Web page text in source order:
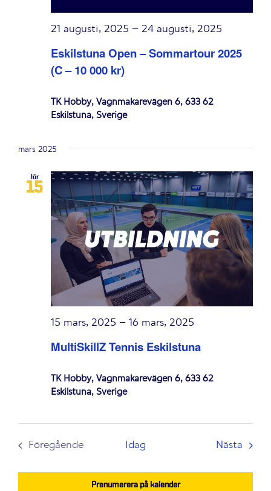
Eskilstuna Open – Sommartour 2025
(C – 10 000 kr)
21 augusti, 2025 – 24 augusti, 2025
TK Hobby, Vagnmakarevägen 6, 633 62
Eskilstuna, Sverige
mars 2025
lör
15
MultiSkillZ Tennis Eskilstuna
15 mars, 2025 – 16 mars, 2025
TK Hobby, Vagnmakarevägen 6, 633 62
Eskilstuna, Sverige
Föregående
Idag Nästa
Prenumerera på kalender